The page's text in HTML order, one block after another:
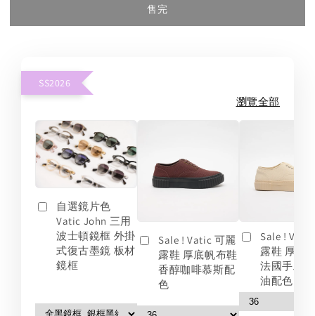
售完
SS2026
瀏覽全部
自選鏡片色
Vatic John 三用
波士頓鏡框 外掛
式復古墨鏡 板材
鏡框
Sale ! Vatic 可麗
露鞋 厚底帆布鞋
香醇咖啡慕斯配
色
Sale !
露鞋 厚底
法國手工
油配色